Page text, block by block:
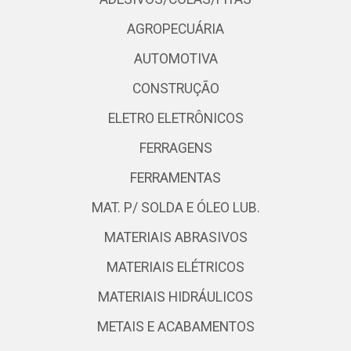
AGROPECUÁRIA
AUTOMOTIVA
CONSTRUÇÃO
ELETRO ELETRÔNICOS
FERRAGENS
FERRAMENTAS
MAT. P/ SOLDA E ÓLEO LUB.
MATERIAIS ABRASIVOS
MATERIAIS ELÉTRICOS
MATERIAIS HIDRÁULICOS
METAIS E ACABAMENTOS